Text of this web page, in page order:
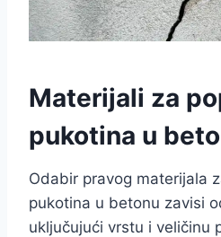
Materijali za
pukotina u
Odabir pravog materijala
pukotina u betonu zavisi
uključujući vrstu i veličinu